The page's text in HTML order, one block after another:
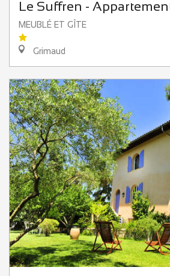
Le Suffren -
MEUBLÉ ET GÎTE
Grimaud